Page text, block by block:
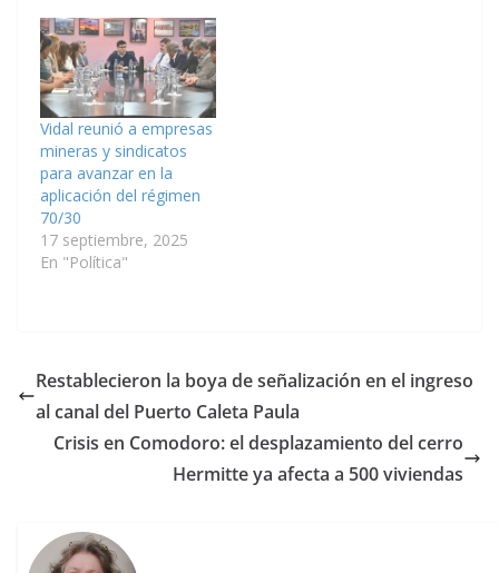
Vidal reunió a empresas
mineras y sindicatos
para avanzar en la
aplicación del régimen
70/30
17 septiembre, 2025
En "Política"
Restablecieron la boya de señalización en el ingreso
al canal del Puerto Caleta Paula
Crisis en Comodoro: el desplazamiento del cerro
Hermitte ya afecta a 500 viviendas